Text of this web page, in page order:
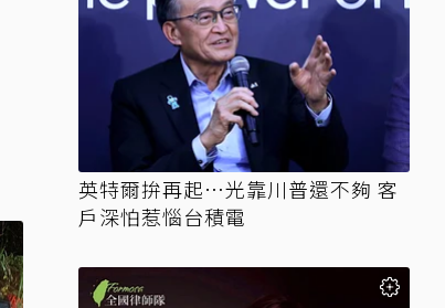
英特爾拚再起…光靠川普還不夠 客
戶深怕惹惱台積電